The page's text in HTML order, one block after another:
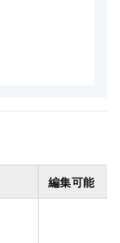
編集可能